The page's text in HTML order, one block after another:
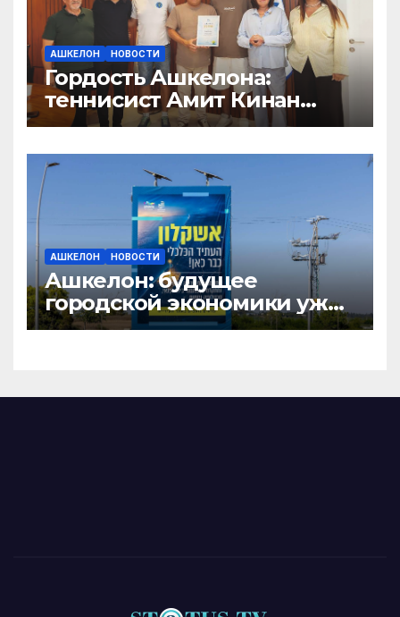
АШКЕЛОН НОВОСТИ
Гордость Ашкелона:
теннисист Амит Кинан
получил почётную грамоту
достижения
АШКЕЛОН НОВОСТИ
Ашкелон: будущее
городской экономики уже
здесь!